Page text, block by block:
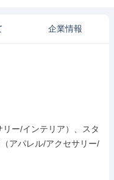
企業情報
ー/インテリア）、スタ
アパレル/アクセサリー/